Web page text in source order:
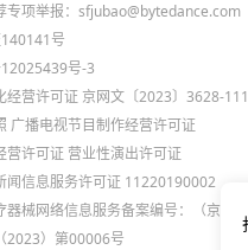
专项举报：sfjubao@bytedance.com
号
号-3
经营许可证 京网文〔2023〕3628-
广播电视节目制作经营许可证
营许可证 营业性演出许可证
闻信息服务许可证 11220190002
器械网络信息服务备案编号：（京）网
2023）第00006号